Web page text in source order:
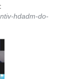
:
hdadm-do-